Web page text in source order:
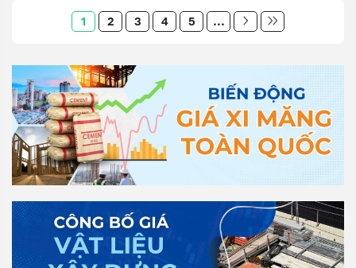
1 2 3 4 5 ...